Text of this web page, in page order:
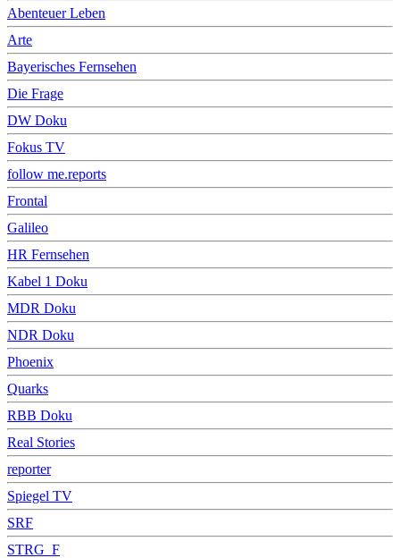
Abenteuer Leben
Arte
Bayerisches Fernsehen
Die Frage
DW Doku
Fokus TV
follow me.reports
Frontal
Galileo
HR Fernsehen
Kabel 1 Doku
MDR Doku
NDR Doku
Phoenix
Quarks
RBB Doku
Real Stories
reporter
Spiegel TV
SRF
STRG_F